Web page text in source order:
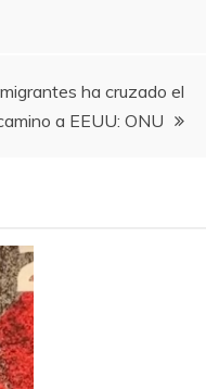
ha cruzado el
a EEUU: ONU